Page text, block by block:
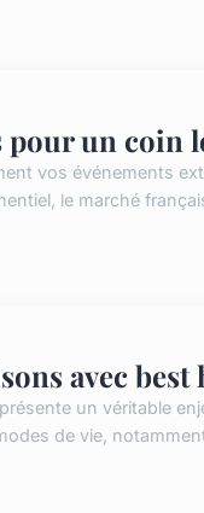
pour un coin
vos événements
le marché
avec best
un véritable
de vie,